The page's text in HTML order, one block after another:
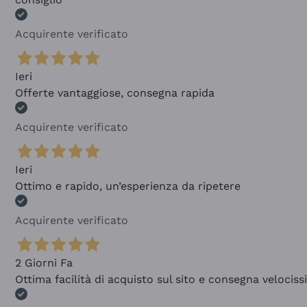
Acquirente verificato
Ieri
Offerte vantaggiose, consegna rapida
Acquirente verificato
Ieri
Ottimo e rapido, un’esperienza da ripetere
Acquirente verificato
2 Giorni Fa
Ottima facilità di acquisto sul sito e consegna